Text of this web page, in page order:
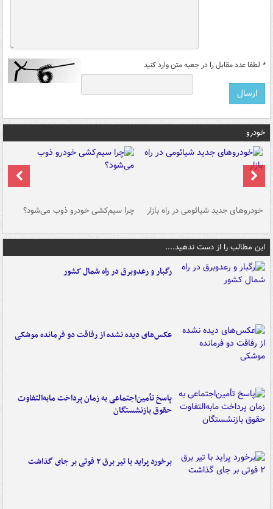
* لطفا عدد مقابل را در جعبه متن وارد کنید
خودرو
خودروهای جدید شیائومی در راه بازار چرا سیم‌کشی خودرو ذوب می‌شود؟
این مطالب را از دست ندهید....
رگبار و رعدوبرق در راه شمال کشور
عکس‌های دیده نشده از رفاقت دو فرمانده‌ موشکی
پاسخ تأمین‌اجتماعی به زمان پرداخت مابه‌التفاوت
حقوق بازنشستگان
برخورد پراید با تیر برق ۲ فوتی بر جای گذاشت